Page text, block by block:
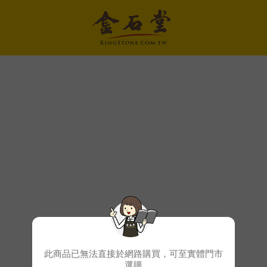
此商品已無法直接於網路購買，可至實體門市
選購